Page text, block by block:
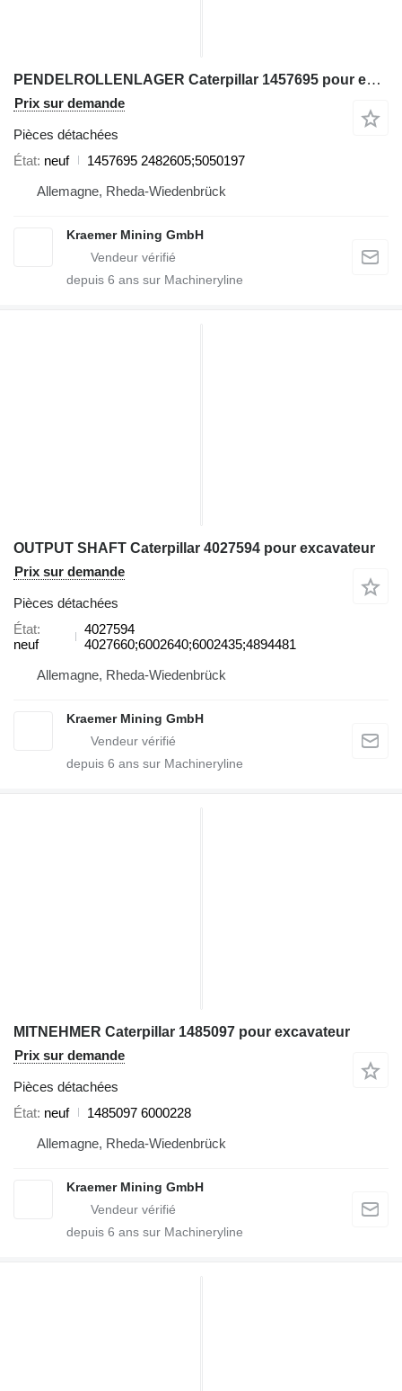
PENDELROLLENLAGER Caterpillar 1457695 pour excavateur
Prix sur demande
Pièces détachées
État neuf
1457695 2482605;5050197
Allemagne, Rheda-Wiedenbrück
Kraemer Mining GmbH
depuis 6 ans sur Machineryline
OUTPUT SHAFT Caterpillar 4027594 pour excavateur
Prix sur demande
Pièces détachées
État
neuf
4027594
4027660;6002640;6002435;4894481
Allemagne, Rheda-Wiedenbrück
Kraemer Mining GmbH
depuis 6 ans sur Machineryline
MITNEHMER Caterpillar 1485097 pour excavateur
Prix sur demande
Pièces détachées
État neuf
1485097 6000228
Allemagne, Rheda-Wiedenbrück
Kraemer Mining GmbH
depuis 6 ans sur Machineryline